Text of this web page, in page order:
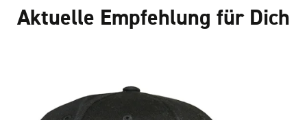
Aktuelle Empfehlung für Dich